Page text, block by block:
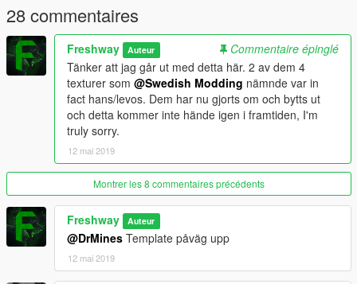
28 commentaires
Freshway Auteur
Commentaire épinglé
Tänker att jag går ut med detta här. 2 av dem 4
texturer som @Swedish Modding nämnde var in
fact hans/levos. Dem har nu gjorts om och bytts ut
och detta kommer inte hände igen i framtiden, I'm
truly sorry.
12 mai 2019
Montrer les 8 commentaires précédents
Freshway Auteur
@DrMines Template påväg upp
12 mai 2019